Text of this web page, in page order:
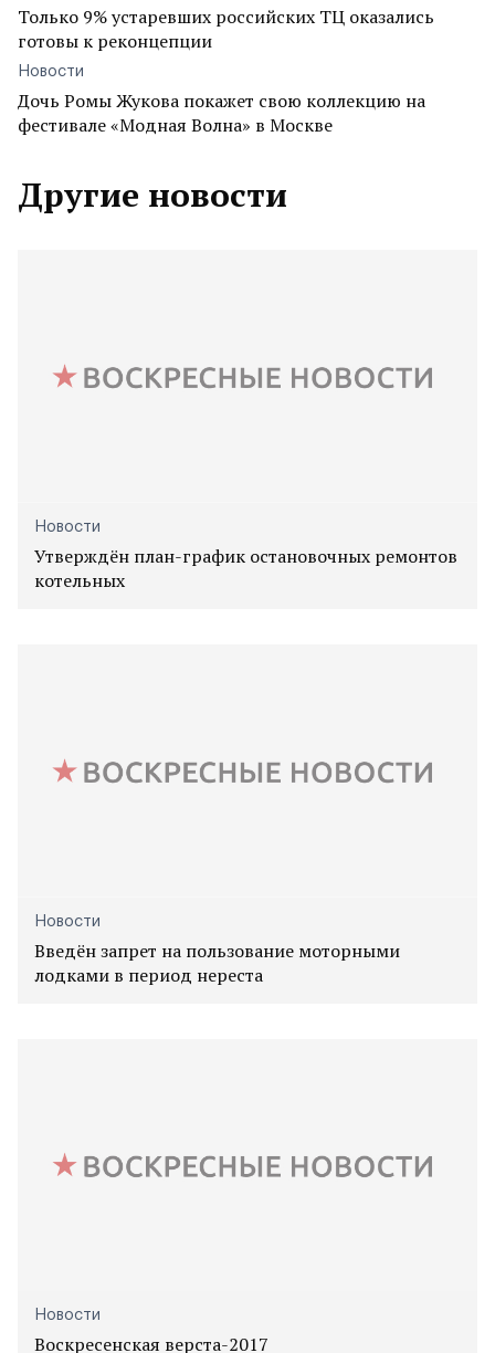
Только 9% устаревших российских ТЦ оказались
готовы к реконцепции
Новости
Дочь Ромы Жукова покажет свою коллекцию на
фестивале «Модная Волна» в Москве
Другие новости
Новости
Утверждён план-график остановочных ремонтов
котельных
Новости
Введён запрет на пользование моторными
лодками в период нереста
Новости
Воскресенская верста-2017